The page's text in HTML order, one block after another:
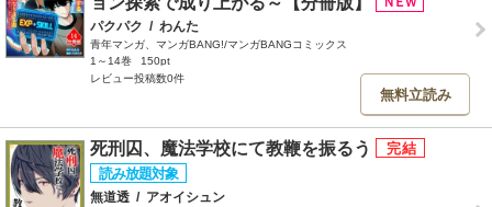
パクパク / わんた
青年マンガ、マンガBANG!/マンガBANGコミックス
1～14巻
150pt
レビュー投稿数0件
無料立読み
死刑囚、魔法学校にて教鞭を振るう
無道透 / アオイシュン